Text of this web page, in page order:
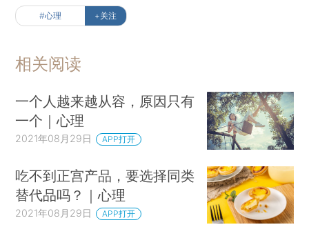
#心理 +关注
相关阅读
一个人越来越从容，原因只有
一个｜心理
2021年08月29日 APP打开
吃不到正宫产品，要选择同类
替代品吗？｜心理
2021年08月29日 APP打开